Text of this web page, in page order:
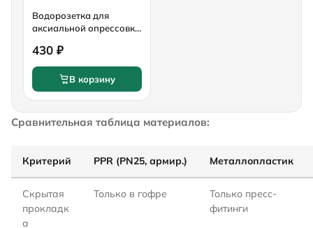
Водорозетка для
аксиальной опрессовки
1/2" латунь
430 ₽
В корзину
Сравнительная таблица материалов:
Критерий PPR (PN25, армир.) Металлопластик
Скрытая
прокладк
а
Только в гофре
Только пресс-
фитинги